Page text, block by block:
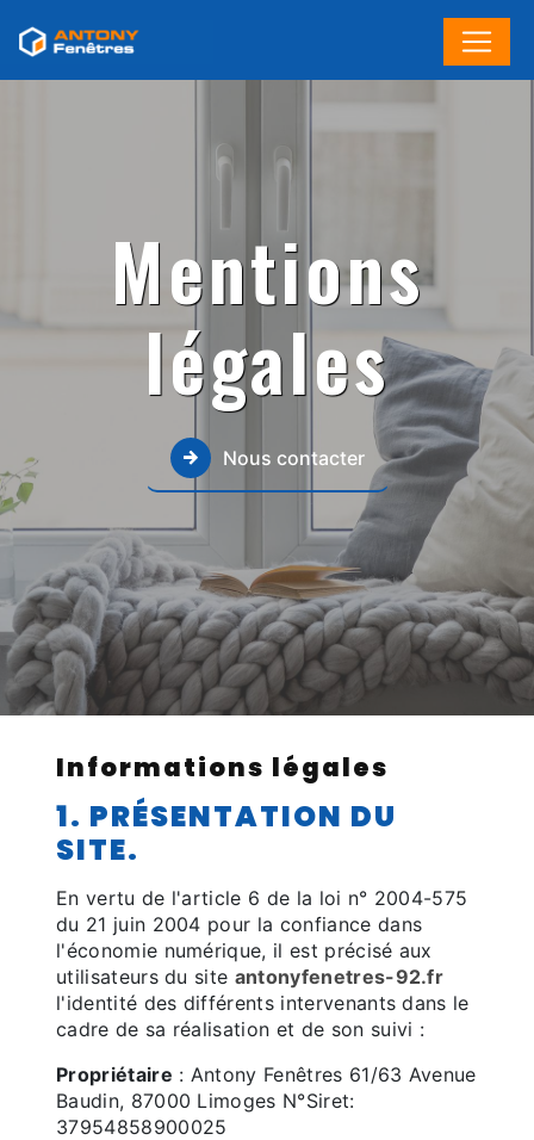
Mentions
légales
Nous contacter
Informations légales
1. PRÉSENTATION DU
SITE.
En vertu de l'article 6 de la loi n° 2004-575
du 21 juin 2004 pour la confiance dans
l'économie numérique, il est précisé aux
utilisateurs du site antonyfenetres-92.fr
l'identité des différents intervenants dans le
cadre de sa réalisation et de son suivi :
Propriétaire : Antony Fenêtres 61/63 Avenue
Baudin, 87000 Limoges N°Siret:
37954858900025